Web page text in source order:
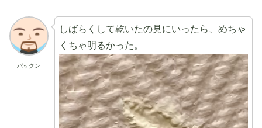
パックン
しばらくして乾いたの見にいったら、めちゃ
くちゃ明るかった。